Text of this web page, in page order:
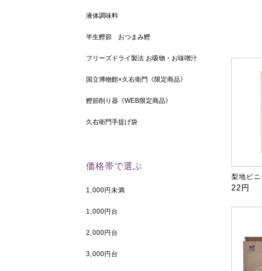
液体調味料
半生鰹節 おつまみ鰹
フリーズドライ製法 お吸物・お味噌汁
国立博物館×久右衛門《限定商品》
鰹節削り器《WEB限定商品》
久右衛門手提げ袋
価格帯で選ぶ
1,000円未満
1,000円台
2,000円台
3,000円台
梨地ビ
22円